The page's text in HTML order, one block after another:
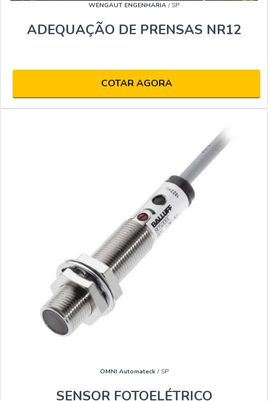
WENGAUT ENGENHARIA / SP
ADEQUAÇÃO DE PRENSAS NR12
COTAR AGORA
OMNI Automateck/ SP
SENSOR FOTOELÉTRICO